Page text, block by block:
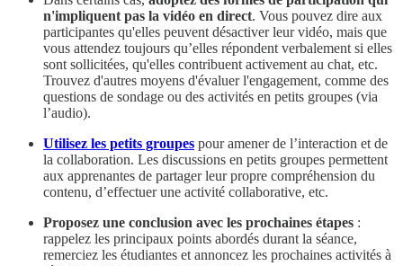
n'impliquent pas la vidéo en direct. Vous pouvez dire aux
participantes qu'elles peuvent désactiver leur vidéo, mais que
vous attendez toujours qu’elles répondent verbalement si elles
sont sollicitées, qu'elles contribuent activement au chat, etc.
Trouvez d'autres moyens d'évaluer l'engagement, comme des
questions de sondage ou des activités en petits groupes (via
l’audio).
Utilisez les petits groupes pour amener de l’interaction et de
la collaboration. Les discussions en petits groupes permettent
aux apprenantes de partager leur propre compréhension du
contenu, d’effectuer une activité collaborative, etc.
Proposez une conclusion avec les prochaines étapes :
rappelez les principaux points abordés durant la séance,
remerciez les étudiantes et annoncez les prochaines activités à